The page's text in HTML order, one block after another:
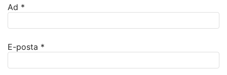
Ad *
E-posta *